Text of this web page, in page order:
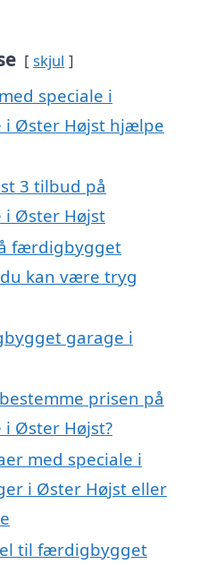
skjul
speciale i
Øster Højst hjælpe
3 tilbud på
Øster Højst
færdigbygget
kan være tryg
garage i
prisen på
Øster Højst?
med speciale i
i Øster Højst eller
til færdigbygget